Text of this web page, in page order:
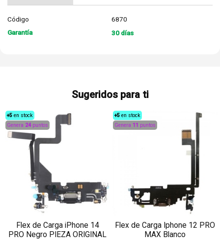
Código
6870
Garantía
30 días
Sugeridos para ti
+5 en stock
Genera 24puntos
Flex de Carga iPhone 14
PRO Negro PIEZA ORIGINAL
+5 en stock
Genera 11 puntos
Flex de Carga Iphone 12 PRO
MAX Blanco